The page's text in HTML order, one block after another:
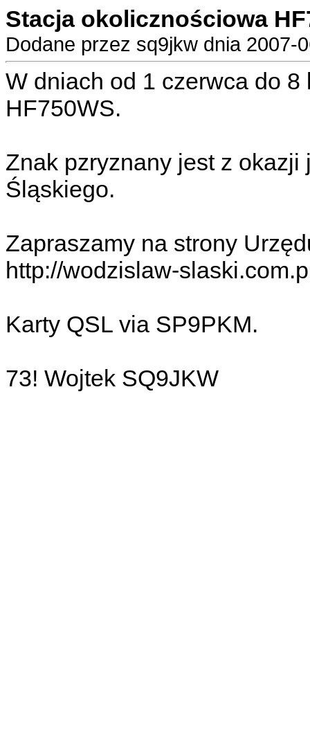
Stacja okolicznościowa
Dodane przez sq9jkw dnia 2007-
W dniach od 1 czerwca do
HF750WS.
Znak pzryznany jest z okazji
Śląskiego.
Zapraszamy na strony
http://wodzislaw-
Karty QSL via SP9PKM.
73! Wojtek SQ9JKW